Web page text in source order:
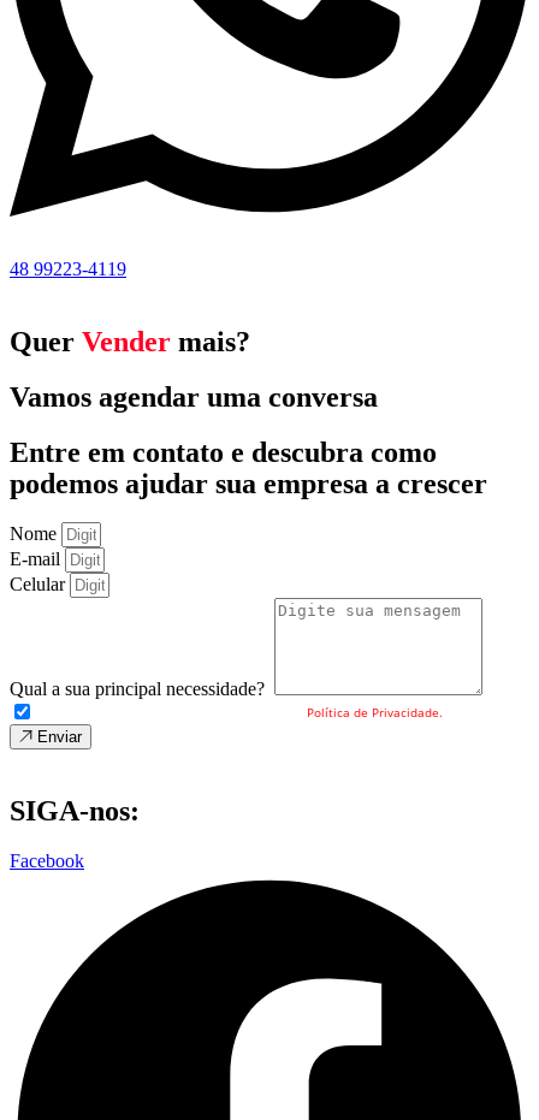
48 99223-4119
Quer Vender mais?
Vamos agendar uma conversa
Entre em contato e descubra como
podemos ajudar sua empresa a crescer
Nome
E-mail
Celular
Qual a sua principal necessidade?
Política de Privacidade.
Enviar
SIGA-nos:
Facebook